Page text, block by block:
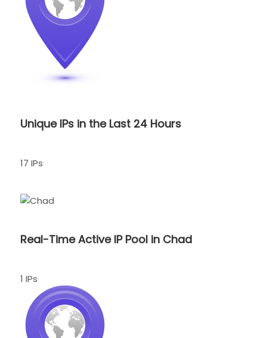
Unique IPs in the Last 24 Hours
17 IPs
Real-Time Active IP Pool in Chad
1 IPs